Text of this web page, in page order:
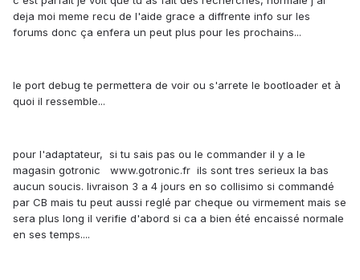
deja moi meme recu de l'aide grace a diffrente info sur les
forums donc ça enfera un peut plus pour les prochains...
le port debug te permettera de voir ou s'arrete le bootloader et à
quoi il ressemble...
pour l'adaptateur, si tu sais pas ou le commander il y a le
magasin gotronic www.gotronic.fr ils sont tres serieux la bas
aucun soucis. livraison 3 a 4 jours en so collisimo si commandé
par CB mais tu peut aussi reglé par cheque ou virmement mais se
sera plus long il verifie d'abord si ca a bien été encaissé normale
en ses temps....